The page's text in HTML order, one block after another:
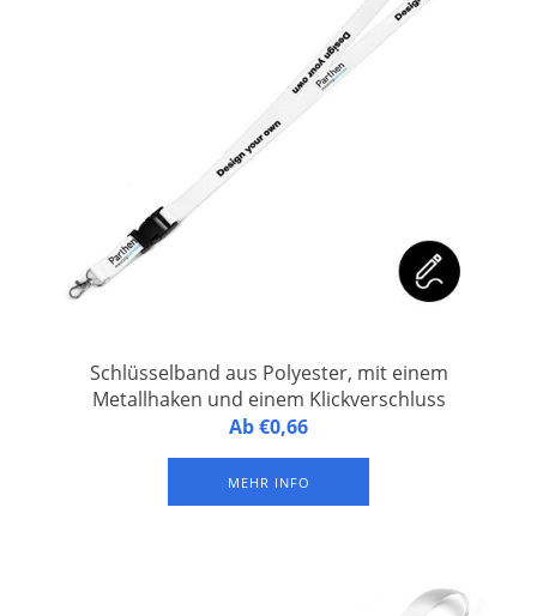
Schlüsselband aus Polyester, mit einem
Metallhaken und einem Klickverschluss
Personalisiertes Schlüsselband aus Polyester, versehen mit
in 1 Farbe (Siebdruck)
Ab €0,66
MEHR INFO